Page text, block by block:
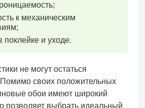
к механическим
поклейке и уходе.
не могут остаться
своих положительных
обои имеют широкий
позволяет выбрать идеальный